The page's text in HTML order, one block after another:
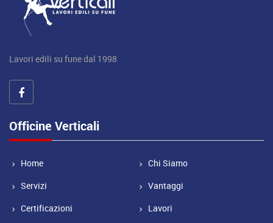
Lavori edili su fune dal 1998
Officine Verticali
Home
Chi Siamo
Servizi
Vantaggi
Certificazioni
Lavori